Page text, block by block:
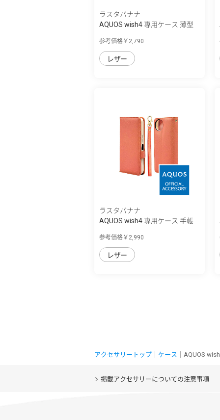
ラスタバナナ
AQUOS wish4 専用ケース 薄型
参考価格￥2,790
レザー
ラスタバナナ
AQUOS wish4 専用ケース 手帳
参考価格￥2,990
レザー
アクセサリートップ ケース ｜AQUOS
掲載アクセサリーについての注意事項